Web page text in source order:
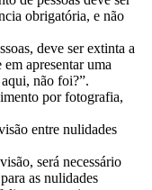
obrigatória, e não
deve ser extinta a
apresentar uma
não foi?”.
por fotografia,
entre nulidades
será necessário
as nulidades